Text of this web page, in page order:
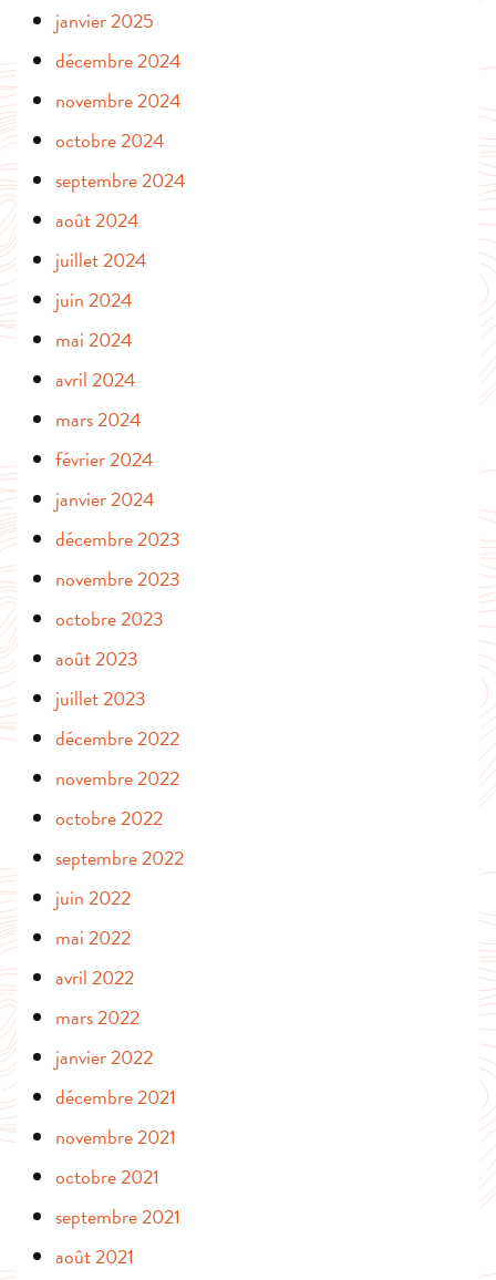
janvier 2025
décembre 2024
novembre 2024
octobre 2024
septembre 2024
août 2024
juillet 2024
juin 2024
mai 2024
avril 2024
mars 2024
février 2024
janvier 2024
décembre 2023
novembre 2023
octobre 2023
août 2023
juillet 2023
décembre 2022
novembre 2022
octobre 2022
septembre 2022
juin 2022
mai 2022
avril 2022
mars 2022
janvier 2022
décembre 2021
novembre 2021
octobre 2021
septembre 2021
août 2021